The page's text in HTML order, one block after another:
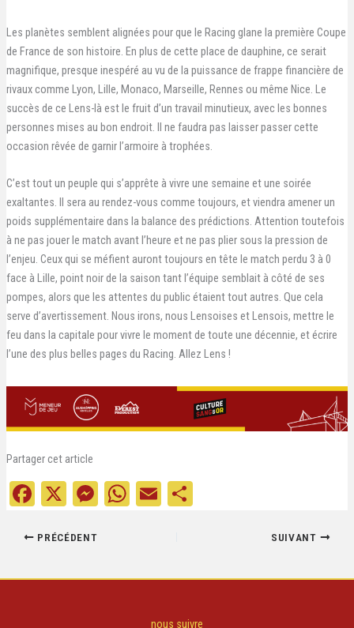
Les planètes semblent alignées pour que le Racing glane la première Coupe
de France de son histoire. En plus de cette place de dauphine, ce serait
magnifique, presque inespéré au vu de la puissance de frappe financière de
rivaux comme Lyon, Lille, Monaco, Marseille, Rennes ou même Nice. Le
succès de ce Lens-là est le fruit d’un travail minutieux, avec les bonnes
personnes mises au bon endroit. Il ne faudra pas laisser passer cette
occasion rêvée de garnir l’armoire à trophées.
C’est tout un peuple qui s’apprête à vivre une semaine et une soirée
exaltantes. Il sera au rendez-vous comme toujours, et viendra amener un
poids supplémentaire dans la balance des prédictions. Attention toutefois
à ne pas jouer le match avant l’heure et ne pas plier sous la pression de
l’enjeu. Ceux qui se méfient auront toujours en tête le match perdu 3 à 0
face à Lille, point noir de la saison tant l’équipe semblait à côté de ses
pompes, alors que les attentes du public étaient tout autres. Que cela
serve d’avertissement. Nous irons, nous Lensoises et Lensois, mettre le
feu dans la capitale pour vivre le moment de toute une décennie, et écrire
l’une des plus belles pages du Racing. Allez Lens !
Partager cet article
Fa
bo
X M W E
Pa
PRÉCÉDENT SUIVANT
nous suivre